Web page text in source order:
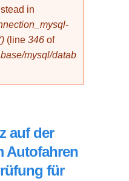
in
(line 346 of
mysql/datab
auf der
Autofahren
für